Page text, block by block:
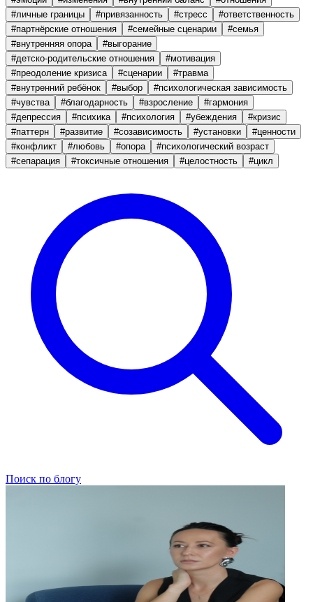
#личные границы #привязанность #стресс #ответственность
#партнёрские отношения #семейные сценарии #семья
#внутренняя опора #выгорание
#детско-родительские отношения #мотивация
#преодоление кризиса #сценарии #травма
#внутренний ребёнок #выбор #психологическая зависимость
#чувства #благодарность #взросление #гармония
#депрессия #психика #психология #убеждения #кризис
#паттерн #развитие #созависимость #установки #ценности
#конфликт #любовь #опора #психологический возраст
#сепарация #токсичные отношения #целостность #цикл
Поиск по блогу